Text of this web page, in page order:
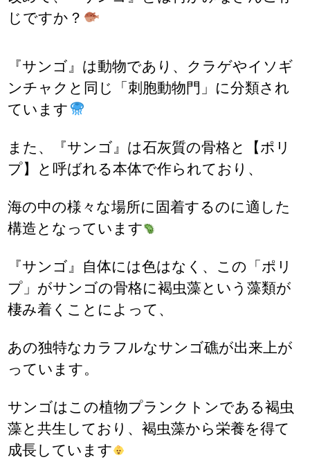
じですか？
『サンゴ』は動物であり、クラゲやイソギ
ンチャクと同じ「刺胞動物門」に分類され
ています
また、『サンゴ』は石灰質の骨格と【ポリ
プ】と呼ばれる本体で作られており、
海の中の様々な場所に固着するのに適した
構造となっています
『サンゴ』自体には色はなく、この「ポリ
プ」がサンゴの骨格に褐虫藻という藻類が
棲み着くことによって、
あの独特なカラフルなサンゴ礁が出来上が
っています。
サンゴはこの植物プランクトンである褐虫
藻と共生しており、褐虫藻から栄養を得て
成長しています